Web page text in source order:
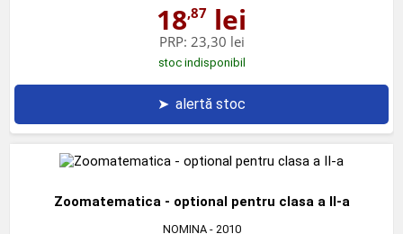
18,87 lei
PRP: 23,30 lei
stoc indisponibil
➤ alertă stoc
Zoomatematica - optional pentru clasa a II-a
NOMINA- 2010